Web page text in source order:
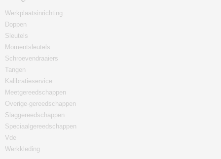
Werkplaatsinrichting
Doppen
Sleutels
Momentsleutels
Schroevendraaiers
Tangen
Kalibratieservice
Meetgereedschappen
Overige-gereedschappen
Slaggereedschappen
Speciaalgereedschappen
Vde
Werkkleding